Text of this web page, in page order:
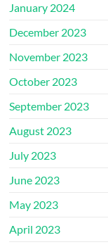
January 2024
December 2023
November 2023
October 2023
September 2023
August 2023
July 2023
June 2023
May 2023
April 2023